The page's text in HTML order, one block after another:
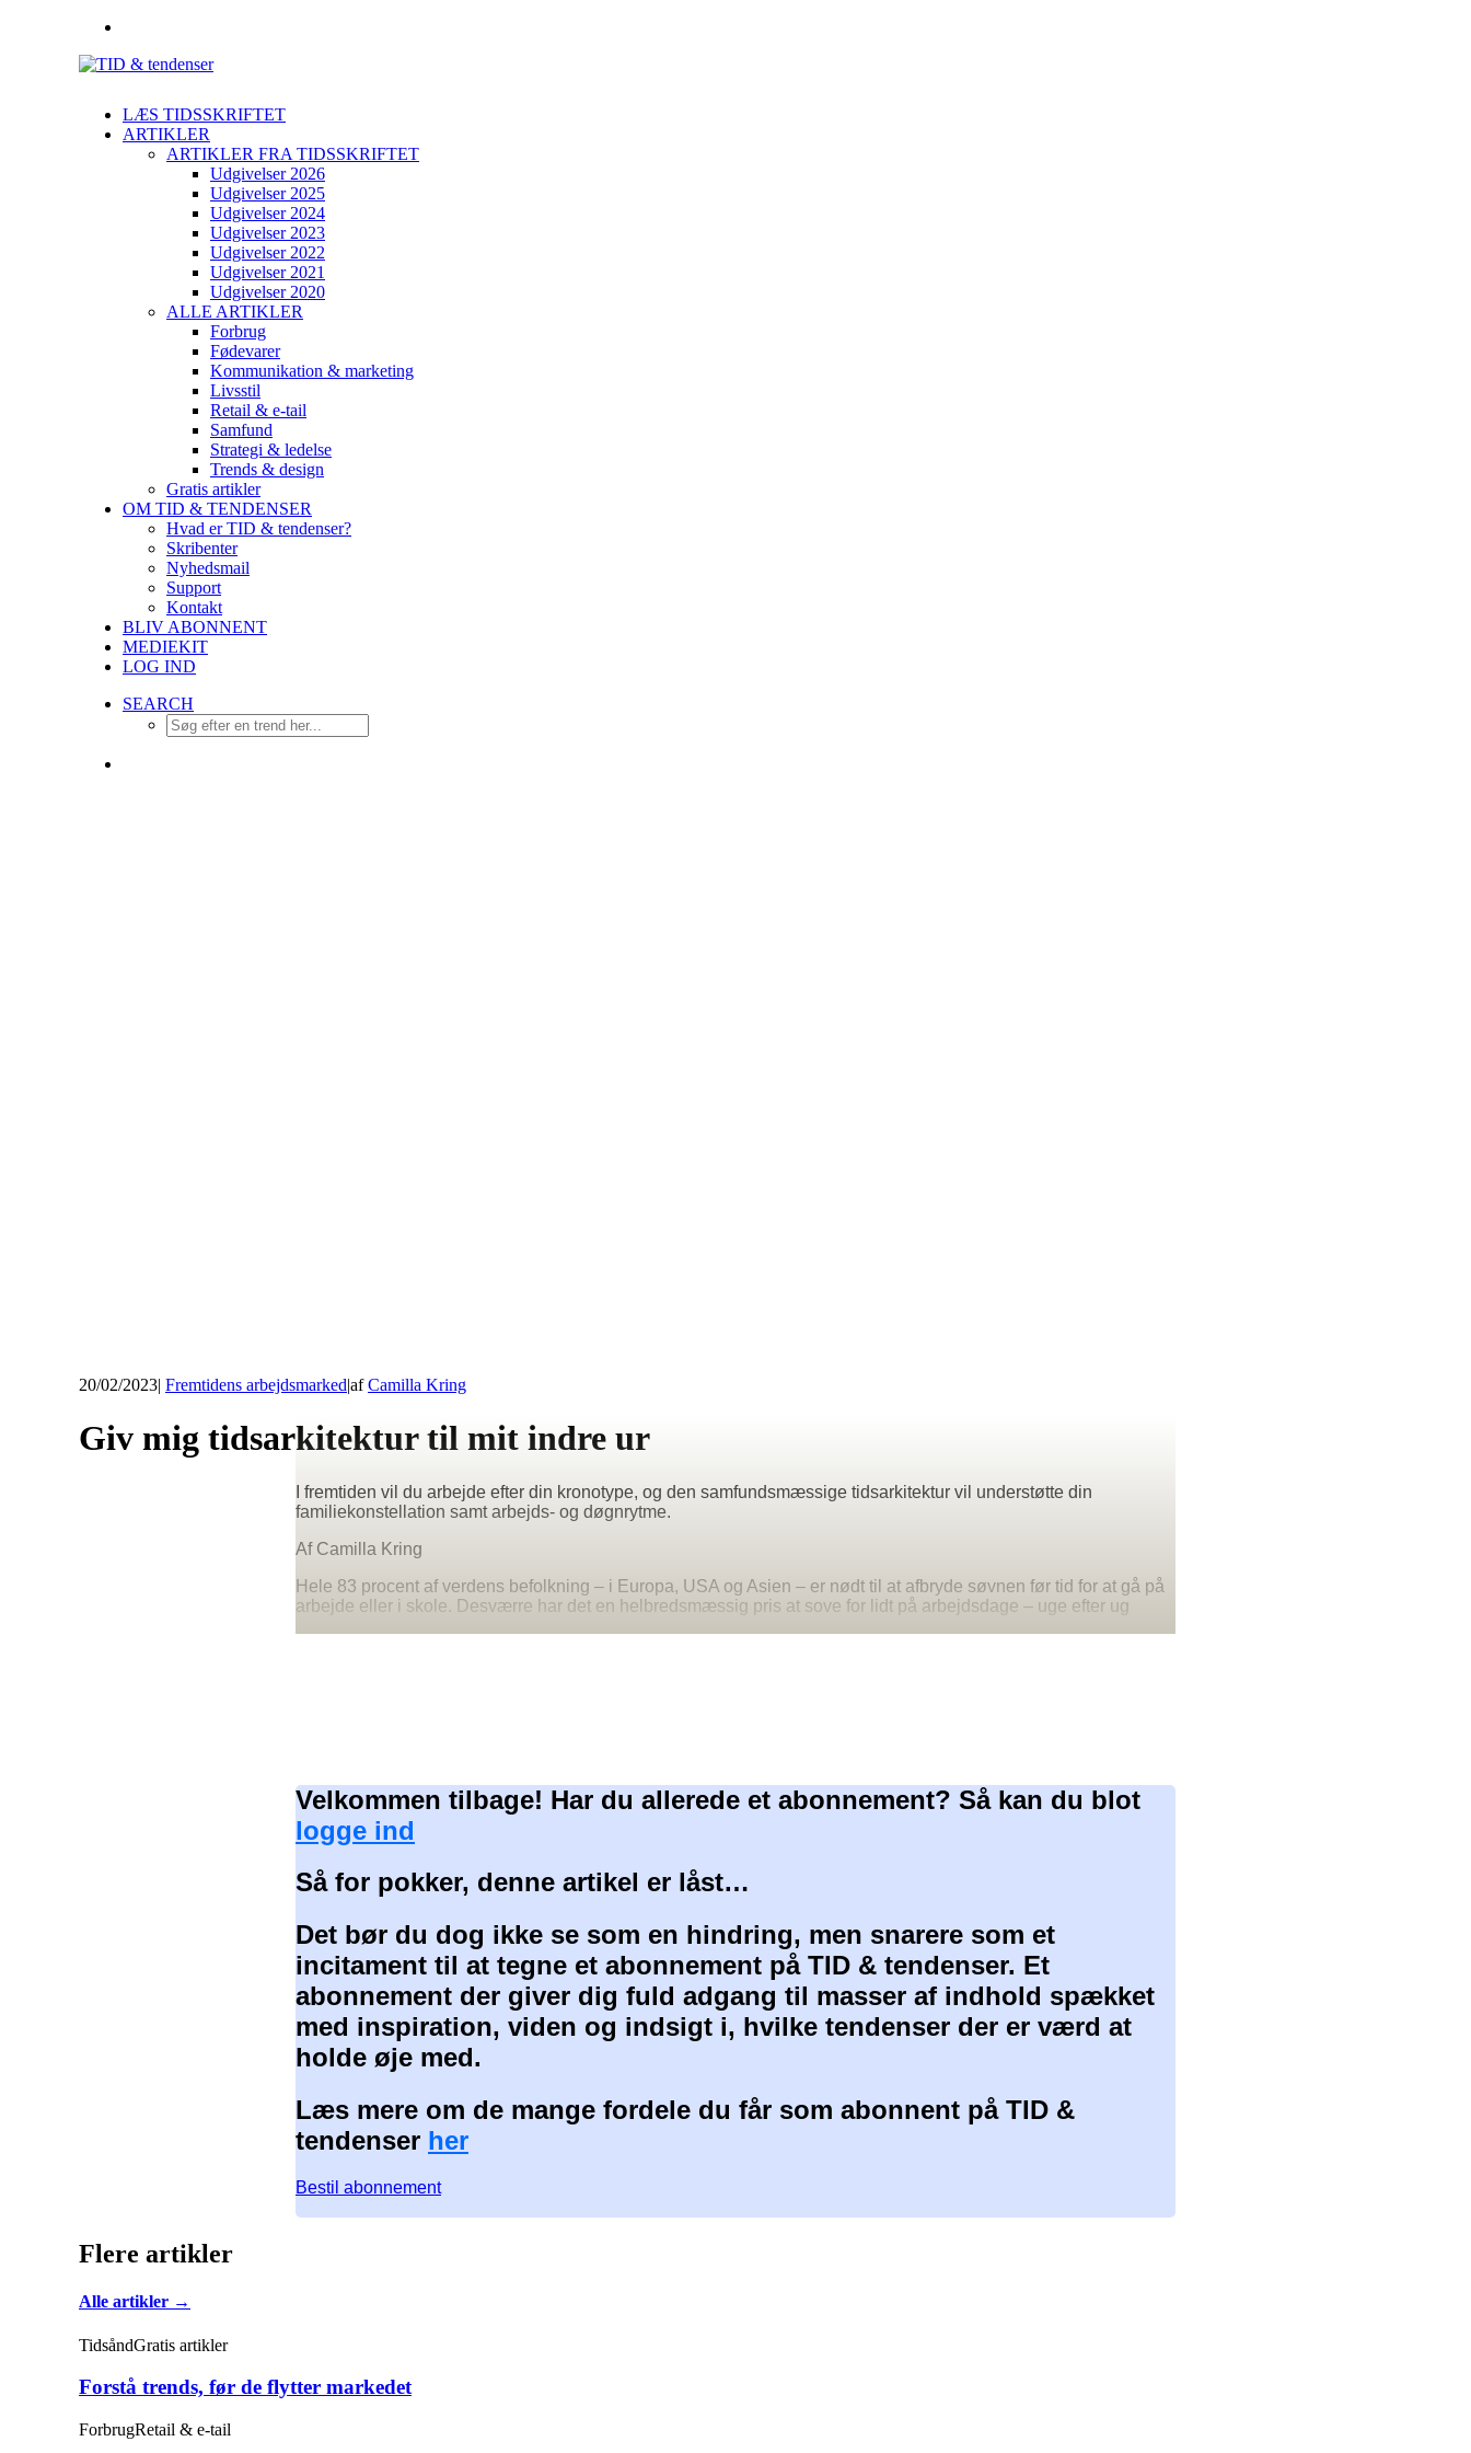
LÆS TIDSSKRIFTET
ARTIKLER
ARTIKLER FRA TIDSSKRIFTET
Udgivelser 2026
Udgivelser 2025
Udgivelser 2024
Udgivelser 2023
Udgivelser 2022
Udgivelser 2021
Udgivelser 2020
ALLE ARTIKLER
Forbrug
Fødevarer
Kommunikation & marketing
Livsstil
Retail & e-tail
Samfund
Strategi & ledelse
Trends & design
Gratis artikler
OM TID & TENDENSER
Hvad er TID & tendenser?
Skribenter
Nyhedsmail
Support
Kontakt
BLIV ABONNENT
MEDIEKIT
LOG IND
SEARCH
20/02/2023| Fremtidens arbejdsmarked|afCamilla Kring
Giv mig tidsarkitektur til mit indre ur
I fremtiden vil du arbejde efter din kronotype, og den samfundsmæssige tidsarkitektur vil understøtte din
familiekonstellation samt arbejds- og døgnrytme.
Af Camilla Kring
Hele 83 procent af verdens befolkning – i Europa, USA og Asien – er nødt til at afbryde søvnen før tid for at gå på
arbejde eller i skole. Desværre har det en helbredsmæssig pris at sove for lidt på arbejdsdage – uge efter ug
Velkommen tilbage! Har du allerede et abonnement? Så kan du blot
logge ind
Så for pokker, denne artikel er låst…
Det bør du dog ikke se som en hindring, men snarere som et
incitament til at tegne et abonnement på TID & tendenser. Et
abonnement der giver dig fuld adgang til masser af indhold spækket
med inspiration, viden og indsigt i, hvilke tendenser der er værd at
holde øje med.
Læs mere om de mange fordele du får som abonnent på TID &
tendenser her
Bestil abonnement
Flere artikler
Alle artikler →
TidsåndGratis artikler
Forstå trends, før de flytter markedet
ForbrugRetail & e-tail